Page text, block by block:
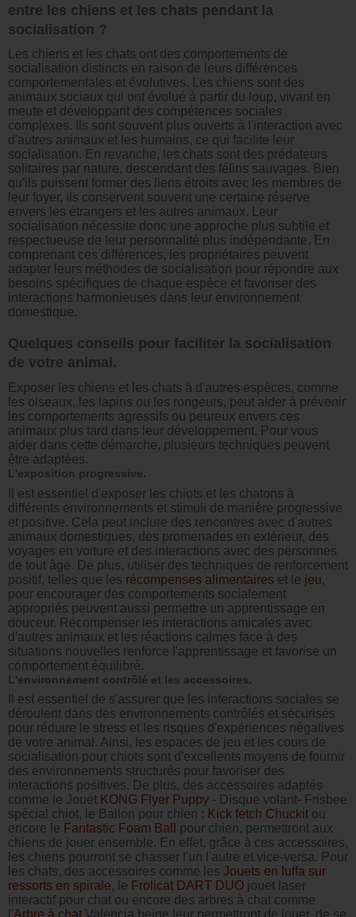
entre les chiens et les chats pendant la
socialisation ?
Les chiens et les chats ont des comportements de
socialisation distincts en raison de leurs différences
comportementales et évolutives. Les chiens sont des
animaux sociaux qui ont évolué à partir du loup, vivant en
meute et développant des compétences sociales
complexes. Ils sont souvent plus ouverts à l'interaction avec
d'autres animaux et les humains, ce qui facilite leur
socialisation. En revanche, les chats sont des prédateurs
solitaires par nature, descendant des félins sauvages. Bien
qu'ils puissent former des liens étroits avec les membres de
leur foyer, ils conservent souvent une certaine réserve
envers les étrangers et les autres animaux. Leur
socialisation nécessite donc une approche plus subtile et
respectueuse de leur personnalité plus indépendante. En
comprenant ces différences, les propriétaires peuvent
adapter leurs méthodes de socialisation pour répondre aux
besoins spécifiques de chaque espèce et favoriser des
interactions harmonieuses dans leur environnement
domestique.
Quelques conseils pour faciliter la socialisation
de votre animal.
Exposer les chiens et les chats à d'autres espèces, comme
les oiseaux, les lapins ou les rongeurs, peut aider à prévenir
les comportements agressifs ou peureux envers ces
animaux plus tard dans leur développement. Pour vous
aider dans cette démarche, plusieurs techniques peuvent
être adaptées.
L'exposition progressive.
Il est essentiel d'exposer les chiots et les chatons à
différents environnements et stimuli de manière progressive
et positive. Cela peut inclure des rencontres avec d'autres
animaux domestiques, des promenades en extérieur, des
voyages en voiture et des interactions avec des personnes
de tout âge. De plus, utiliser des techniques de renforcement
positif, telles que les récompenses alimentaires et le jeu,
pour encourager des comportements socialement
appropriés peuvent aussi permettre un apprentissage en
douceur. Récompenser les interactions amicales avec
d'autres animaux et les réactions calmes face à des
situations nouvelles renforce l'apprentissage et favorise un
comportement équilibré.
L'environnement contrôlé et les accessoires.
Il est essentiel de s'assurer que les interactions sociales se
déroulent dans des environnements contrôlés et sécurisés
pour réduire le stress et les risques d'expériences négatives
de votre animal. Ainsi, les espaces de jeu et les cours de
socialisation pour chiots sont d'excellents moyens de fournir
des environnements structurés pour favoriser des
interactions positives. De plus, des accessoires adaptés
comme le Jouet KONG Flyer Puppy - Disque volant- Frisbee
spécial chiot, le Ballon pour chien : Kick fetch Chuckit ou
encore le Fantastic Foam Ball
pour chien, permettront aux
chiens de jouer ensemble. En effet, grâce à ces accessoires,
les chiens pourront se chasser l'un l'autre et vice-versa. Pour
les chats, des accessoires comme les Jouets en luffa sur
ressorts en spirale, le Frolicat DART DUO jouet laser
interactif pour chat ou encore des arbres à chat comme
l'Arbre à chat Valencia beige leur permettront de jouer, de se